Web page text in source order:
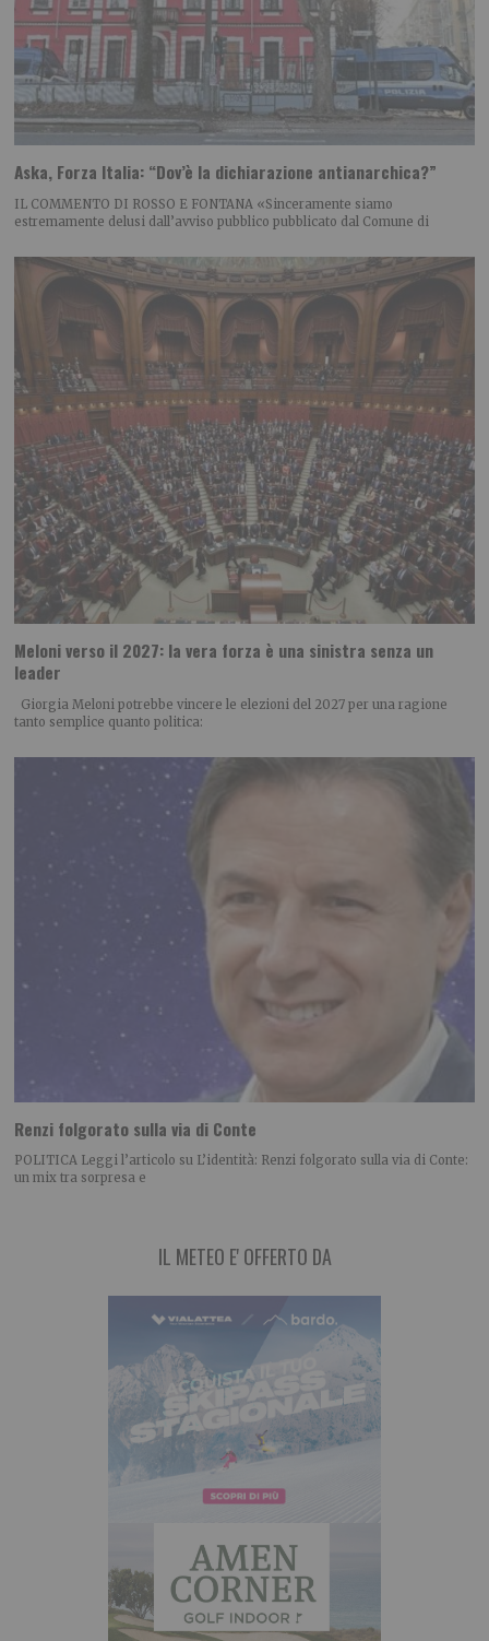
Aska, Forza Italia: “Dov’è la dichiarazione antianarchica?”
IL COMMENTO DI ROSSO E FONTANA «Sinceramente siamo
estremamente delusi dall’avviso pubblico pubblicato dal Comune di
Meloni verso il 2027: la vera forza è una sinistra senza un
leader
Giorgia Meloni potrebbe vincere le elezioni del 2027 per una ragione
tanto semplice quanto politica:
Renzi folgorato sulla via di Conte
POLITICA Leggi l’articolo su L’identità: Renzi folgorato sulla via di Conte:
un mix tra sorpresa e
IL METEO E' OFFERTO DA